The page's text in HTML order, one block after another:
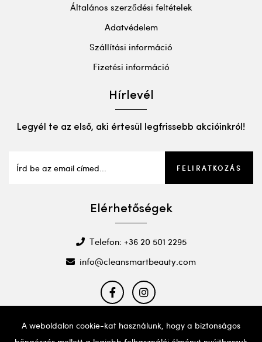
Általános szerződési feltételek
Adatvédelem
Szállítási információ
Fizetési információ
Hírlevél
Legyél te az első, aki értesül legfrissebb akcióinkról!
FELIRATKOZÁS
Elérhetőségek
Telefon: +36 20 501 2295
info@cleansmartbeauty.com
A weboldalon cookie-kat használunk, hogy a biztonságos